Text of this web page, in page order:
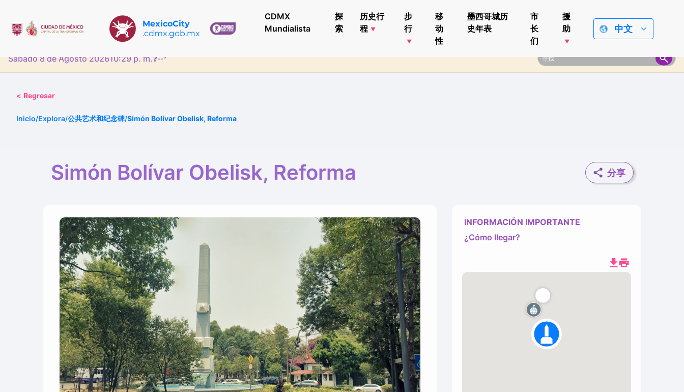
MexicoCity
.cdmx.gob.mx
CDMX
Mundialista
探
索
历史行
程
步
行
移
动
性
墨西哥城历
史年表
市
长
们
援
助
中文
Sábado 8 de Agosto 202610:29 p. m.❓--°
< Regresar
Inicio/Explora/公共艺术和纪念碑/Simón Bolívar Obelisk, Reforma
Simón Bolívar Obelisk, Reforma 分享
INFORMACIÓN IMPORTANTE
¿Cómo llegar?